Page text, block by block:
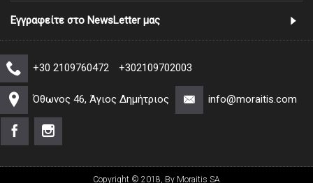
Εγγραφείτε στο NewsLetter μας
+30 2109760472 +302109702003
Όθωνος 46, Άγιος Δημήτριος info@moraitis.com
Copyright © 2018, By Moraitis SA